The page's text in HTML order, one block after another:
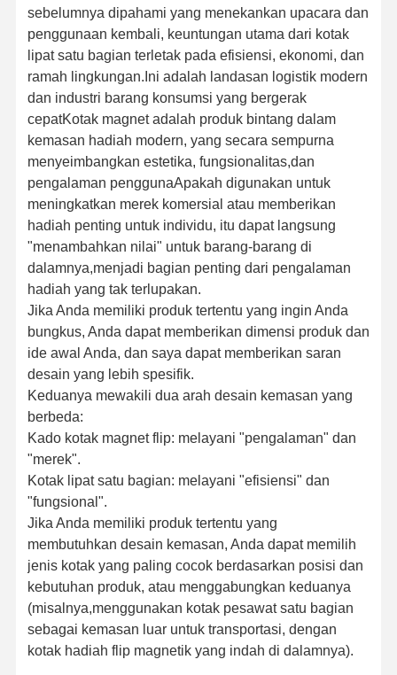
sebelumnya dipahami yang menekankan upacara dan
penggunaan kembali, keuntungan utama dari kotak
lipat satu bagian terletak pada efisiensi, ekonomi, dan
ramah lingkungan.Ini adalah landasan logistik modern
dan industri barang konsumsi yang bergerak
cepatKotak magnet adalah produk bintang dalam
kemasan hadiah modern, yang secara sempurna
menyeimbangkan estetika, fungsionalitas,dan
pengalaman penggunaApakah digunakan untuk
meningkatkan merek komersial atau memberikan
hadiah penting untuk individu, itu dapat langsung
"menambahkan nilai" untuk barang-barang di
dalamnya,menjadi bagian penting dari pengalaman
hadiah yang tak terlupakan.
Jika Anda memiliki produk tertentu yang ingin Anda
bungkus, Anda dapat memberikan dimensi produk dan
ide awal Anda, dan saya dapat memberikan saran
desain yang lebih spesifik.
Keduanya mewakili dua arah desain kemasan yang
berbeda:
Kado kotak magnet flip: melayani "pengalaman" dan
"merek".
Kotak lipat satu bagian: melayani "efisiensi" dan
"fungsional".
Jika Anda memiliki produk tertentu yang
membutuhkan desain kemasan, Anda dapat memilih
jenis kotak yang paling cocok berdasarkan posisi dan
kebutuhan produk, atau menggabungkan keduanya
(misalnya,menggunakan kotak pesawat satu bagian
sebagai kemasan luar untuk transportasi, dengan
kotak hadiah flip magnetik yang indah di dalamnya).